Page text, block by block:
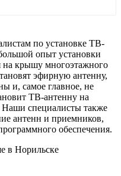
по установке ТВ-
опыт установки
на крышу многоэтажного
эфирную антенну,
и, самое главное, не
ТВ-антенну на
специалисты также
антенн и приемников,
обеспечения.